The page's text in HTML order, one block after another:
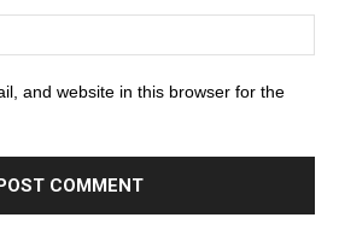
and website in this browser for the